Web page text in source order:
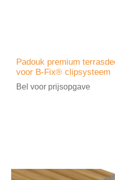
Padouk premium
voor B-Fix® clipsysteem
Bel voor prijsopgave